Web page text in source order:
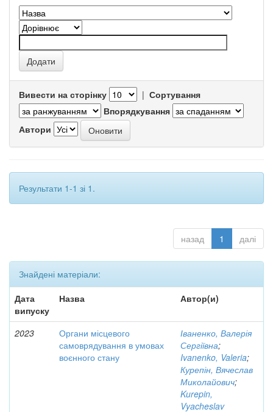
Вивести на сторінку | Сортування
Впорядкування
Автори
Результати 1-1 зі 1.
назад 1 далі
Знайдені матеріали:
Дата
випуску
Назва Автор(и)
2023
Органи місцевого
самоврядування в умовах
воєнного стану
Іваненко, Валерія
Сергіївна;
Ivanenko, Valeria;
Курепін, Вячеслав
Миколайович;
Kurepin,
Vyacheslav